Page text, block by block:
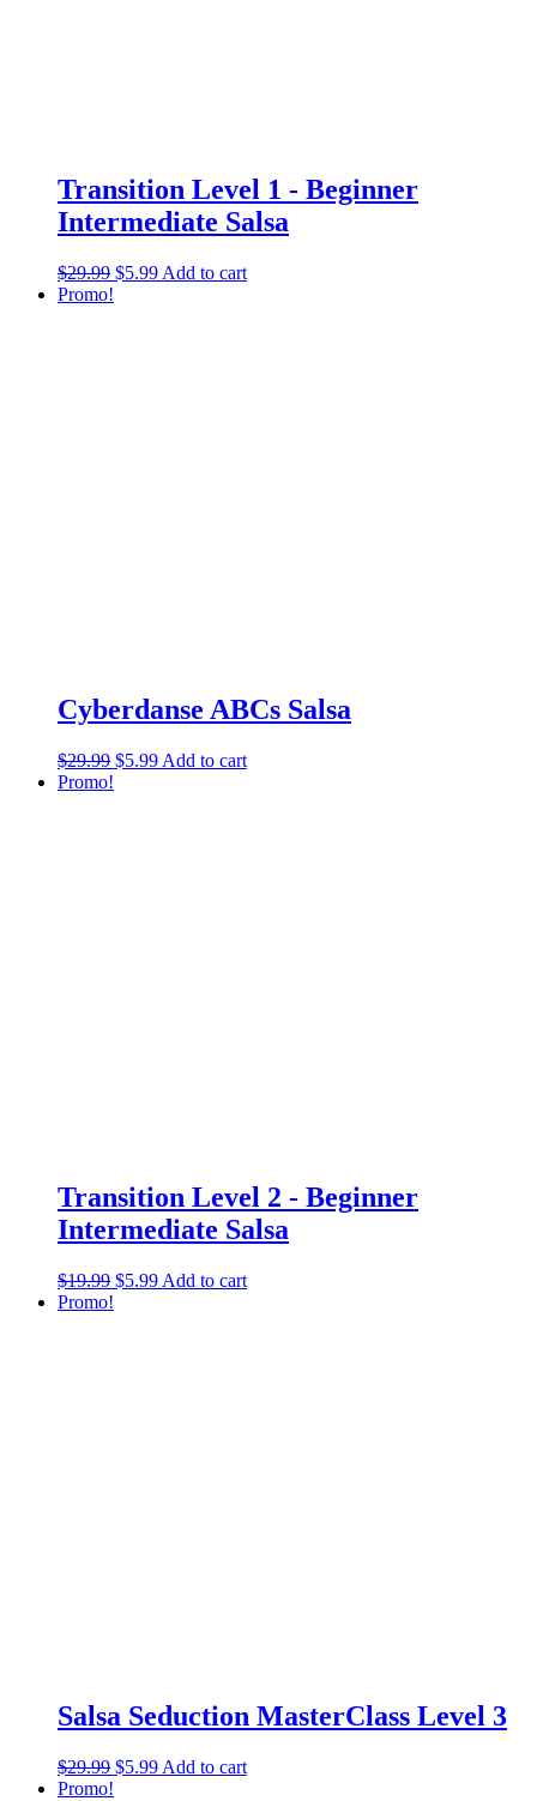
Transition Level 1 - Beginner
Intermediate Salsa
$29.99 $5.99 Add to cart
Promo!
Cyberdanse ABCs Salsa
$29.99 $5.99 Add to cart
Promo!
Transition Level 2 - Beginner
Intermediate Salsa
$19.99 $5.99 Add to cart
Promo!
Salsa Seduction MasterClass Level 3
$29.99 $5.99 Add to cart
Promo!